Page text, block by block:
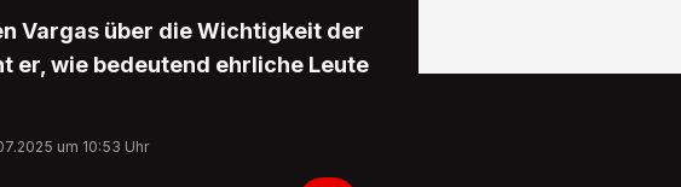
Vargas über die Wichtigkeit der
er, wie bedeutend ehrliche Leute
um 10:53 Uhr